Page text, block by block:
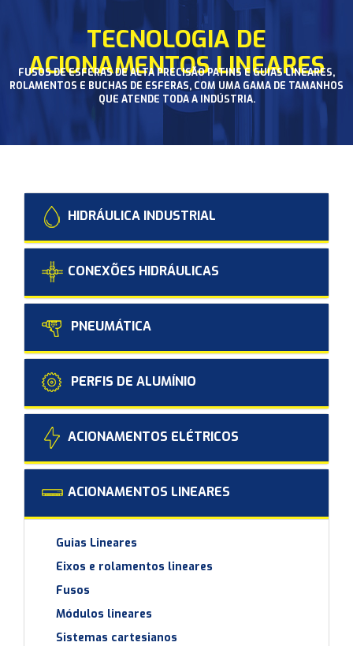
TECNOLOGIA DE
ACIONAMENTOS LINEARES
FUSOS DE ESFERAS DE ALTA PRECISÃO PATINS E GUIAS LINEARES,
ROLAMENTOS E BUCHAS DE ESFERAS, COM UMA GAMA DE TAMANHOS
QUE ATENDE TODA A INDÚSTRIA.
HIDRÁULICA INDUSTRIAL
CONEXÕES HIDRÁULICAS
PNEUMÁTICA
PERFIS DE ALUMÍNIO
ACIONAMENTOS ELÉTRICOS
ACIONAMENTOS LINEARES
Guias Lineares
Eixos e rolamentos lineares
Fusos
Módulos lineares
Sistemas cartesianos